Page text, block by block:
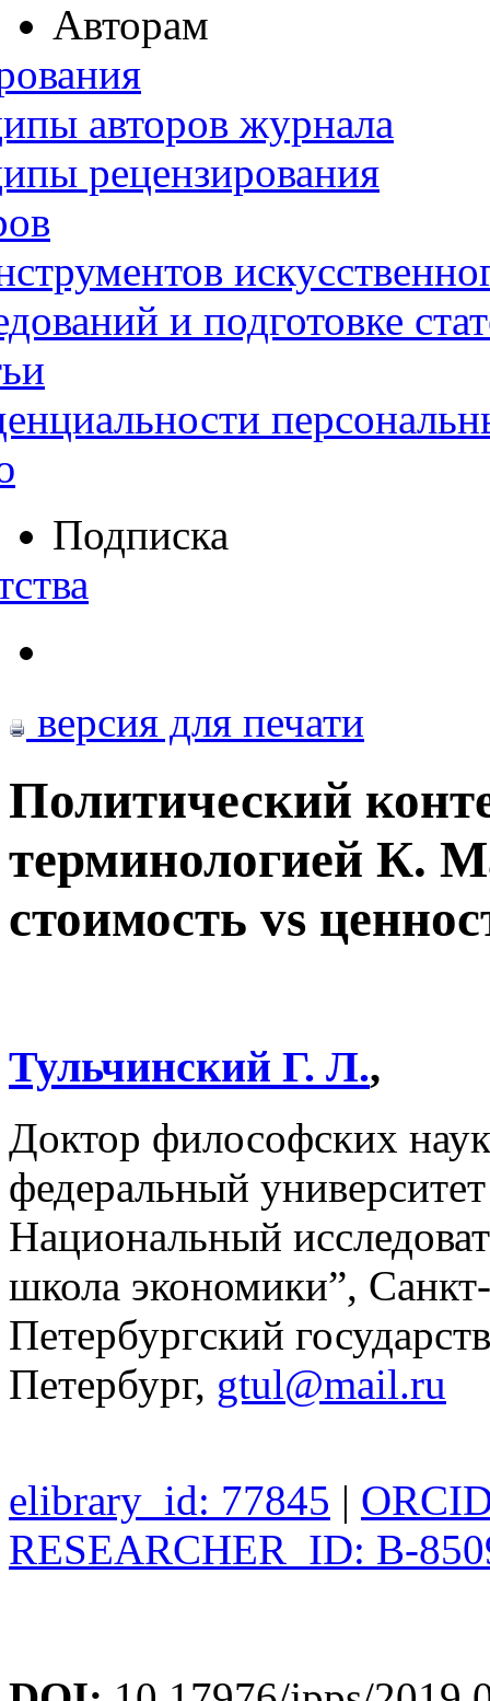
Авторам
авторов журнала
рецензирования
и подготовке
Подписка
версия для печати
Политический
терминологией К.
стоимость vs
Тульчинский Г. Л.,
Доктор философских
федеральный
Национальный
школа экономики”,
Петербургский
Петербург, gtul@mail.ru
elibrary_id: 77845 |
RESEARCHER_ID: B-